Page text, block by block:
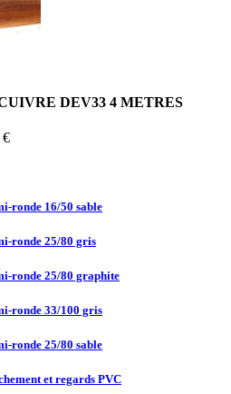
DEV33 4 METRES
€
ronde 16/50 sable
ronde 25/80 gris
ronde 25/80 graphite
ronde 33/100 gris
ronde 25/80 sable
et regards PVC